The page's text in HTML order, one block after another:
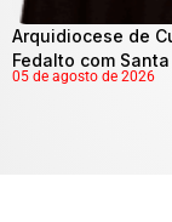
Arquidiocese de
Fedalto com
05 de agosto de 2026